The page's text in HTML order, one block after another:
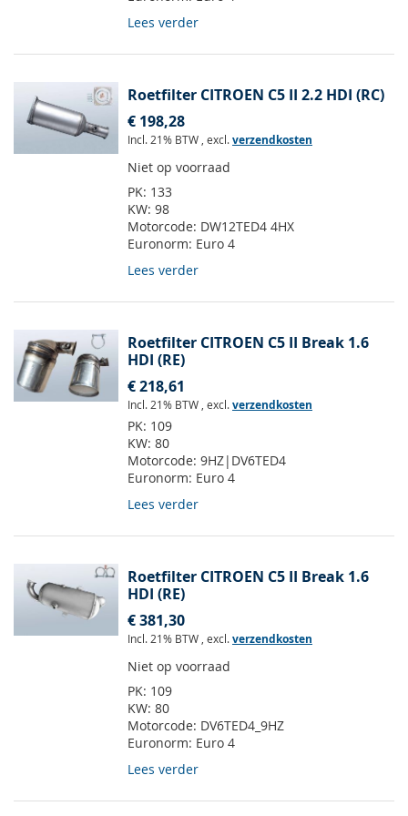
Lees verder
Roetfilter CITROEN C5 II 2.2 HDI (RC)
€ 198,28
Incl. 21% BTW , excl.verzendkosten
Niet op voorraad
PK: 133
KW: 98
Motorcode: DW12TED4 4HX
Euronorm: Euro 4
Lees verder
Roetfilter CITROEN C5 II Break 1.6
HDI (RE)
€ 218,61
Incl. 21% BTW , excl.verzendkosten
PK: 109
KW: 80
Motorcode: 9HZ|DV6TED4
Euronorm: Euro 4
Lees verder
Roetfilter CITROEN C5 II Break 1.6
HDI (RE)
€ 381,30
Incl. 21% BTW , excl.verzendkosten
Niet op voorraad
PK: 109
KW: 80
Motorcode: DV6TED4_9HZ
Euronorm: Euro 4
Lees verder